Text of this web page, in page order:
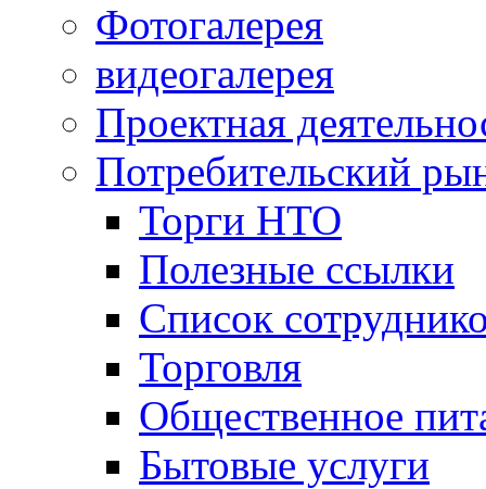
Фотогалерея
видеогалерея
Проектная
Потребительский
Торги НТО
Полезные ссылки
Список
Торговля
Общественное
Бытовые услуги